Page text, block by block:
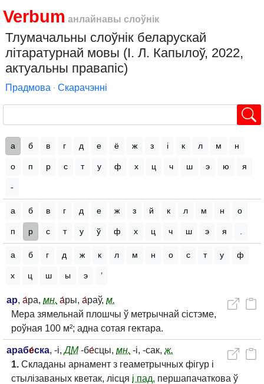
Verbum анлайнавы слоўнік
Тлумачальны слоўнік беларускай
літаратурнай мовы (І. Л. Капылоў, 2022,
актуальны правапіс)
Прадмова ∙ Скарачэнні
а б в г д е ё ж з і к л м н
о п р с т у ф х ц ч ш э ю я
-
а б в г д е ж з й к л м н о
п р с т у ў ф х ц ч ш э я
а б г д ж к л м н о с т у ф
х ц ш ы э ’
ар, а́ра, мн. а́ры, а́раў, м.
Мера зямельнай плошчы ў метрычнай сістэме,
роўная 100 м²; адна сотая гектара.
арабе́ска, -і,ДМ-бе́сцы, мн. -і, -сак, ж.
1. Складаны арнамент з геаметрычных фігур і
стылізаваных кветак, лісця і пад. першапачаткова ў